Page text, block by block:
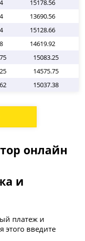
15178.56
13690.56
15128.66
14619.92
15083.25
14575.75
15037.38
онлайн
и
платеж и
этого введите